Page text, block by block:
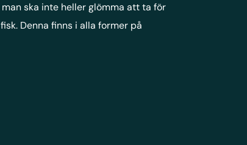
ska inte heller glömma att ta för
Denna finns i alla former på